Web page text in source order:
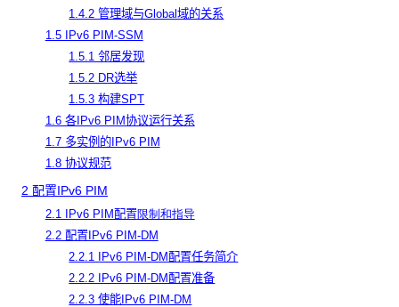
1.4.2 管理域与Global域的关系
1.5 IPv6 PIM-SSM
1.5.1 邻居发现
1.5.2 DR选举
1.5.3 构建SPT
1.6 各IPv6 PIM协议运行关系
1.7 多实例的IPv6 PIM
1.8 协议规范
2 配置IPv6 PIM
2.1 IPv6 PIM配置限制和指导
2.2 配置IPv6 PIM-DM
2.2.1 IPv6 PIM-DM配置任务简介
2.2.2 IPv6 PIM-DM配置准备
2.2.3 使能IPv6 PIM-DM